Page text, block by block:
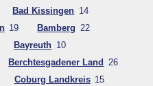
Bad Kissingen 14
19 Bamberg 22
Bayreuth 10
Berchtesgadener Land 26
Coburg Landkreis 15